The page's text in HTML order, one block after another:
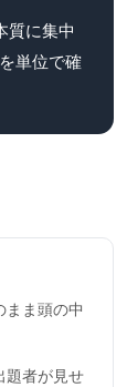
質に集中
単位で確
ま頭の中
題者が見せ